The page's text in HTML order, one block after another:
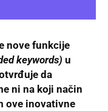
nove funkcije
keywords) u
da
ni na koji način
ove inovativne